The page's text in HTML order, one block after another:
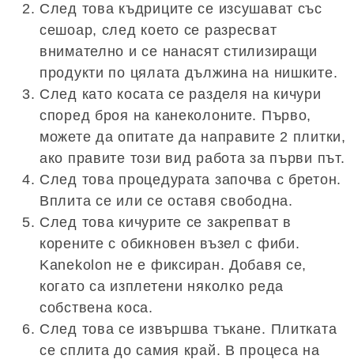
След това къдриците се изсушават със
сешоар, след което се разресват
внимателно и се нанасят стилизиращи
продукти по цялата дължина на нишките.
След като косата се разделя на кичури
според броя на канеколоните. Първо,
можете да опитате да направите 2 плитки,
ако правите този вид работа за първи път.
След това процедурата започва с бретон.
Вплита се или се оставя свободна.
След това кичурите се закрепват в
корените с обикновен възел с фиби.
Kanekolon не е фиксиран. Добавя се,
когато са изплетени няколко реда
собствена коса.
След това се извършва тъкане. Плитката
се сплита до самия край. В процеса на